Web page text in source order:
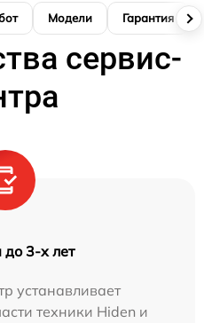
Модели Гарантия
сервис-
до 3-х лет
устанавливает
техники Hiden и